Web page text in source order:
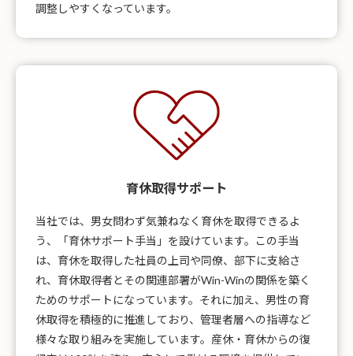
調整しやすくなっています。
育休取得サポート
当社では、男女問わず気兼ねなく育休を取得できるよ
う、「育休サポート手当」を設けています。この手当
は、育休を取得した社員の上司や同僚、部下に支給さ
れ、育休取得者とその関連部署がWin-Winの関係を築く
ためのサポートになっています。それに加え、男性の育
休取得を積極的に推進しており、管理者層への指導など
様々な取り組みを実施しています。産休・育休からの復